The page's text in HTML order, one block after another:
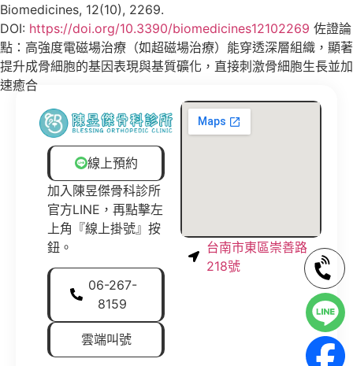
Biomedicines, 12(10), 2269.
DOI: https://doi.org/10.3390/biomedicines12102269 佐證論
點：高強度電磁場治療（如超磁場治療）能穿透深層組織，顯著
提升成骨細胞的基因表現與基質礦化，直接刺激骨細胞生長並加
速癒合
線上預約
加入陳昱傑骨科診所
官方LINE，再點擊左
上角『線上掛號』按
鈕。
06-267-
8159
雲端叫號
台南市東區崇善路
218號